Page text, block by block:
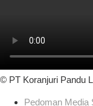
© PT Koranjuri Pandu
Pedoman Media